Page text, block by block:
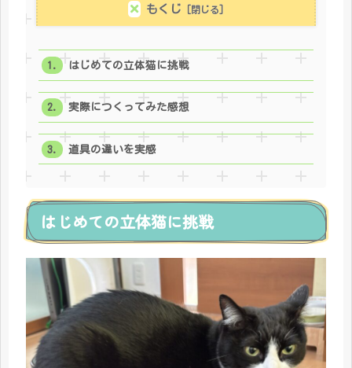
もくじ
はじめての立体猫に挑戦
実際につくってみた感想
道具の違いを実感
はじめての立体猫に挑戦